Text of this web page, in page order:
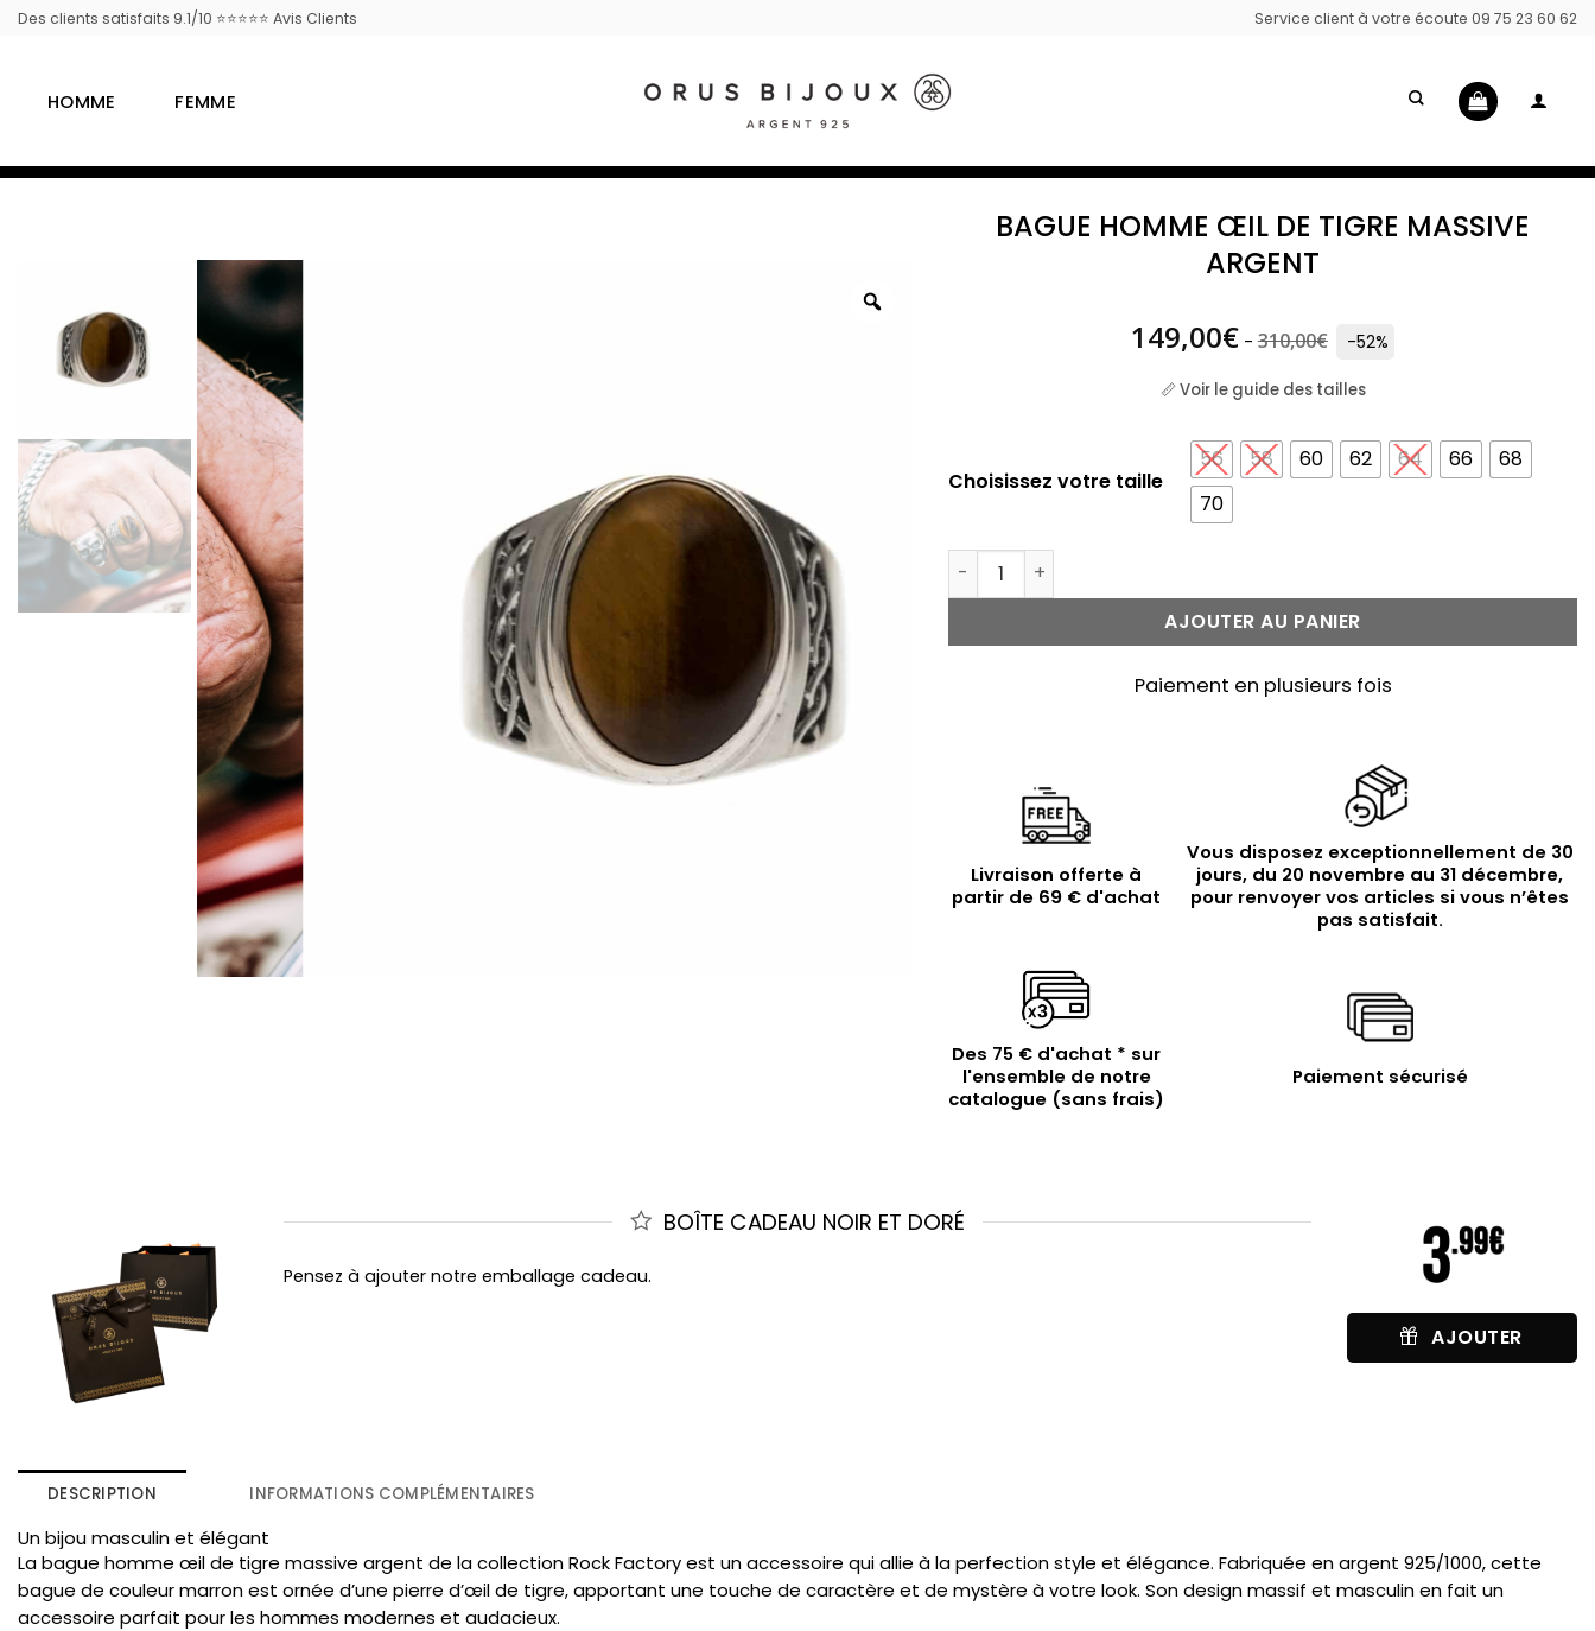
Passer
Des clients satisfaits 9.1/10 ⭐⭐⭐⭐⭐ Avis Clients Service client à votre écoute 09 75 23 60 62
HOMME FEMME
BAGUE HOMME ŒIL DE TIGRE MASSIVE
ARGENT
149,00€ - 310,00€ -52%
📏 Voir le guide des tailles
Choisissez votre taille
56 58 60 62 64 66
68
70
quantité de Bague homme œil de tigre massive argent
AJOUTER AU PANIER
Paiement en plusieurs fois
Livraison offerte à
partir de 69 € d'achat
Vous disposez exceptionnellement de 30
jours, du 20 novembre au 31 décembre,
pour renvoyer vos articles si vous n’êtes
pas satisfait.
Des 75 € d'achat * sur
l'ensemble de notre
catalogue (sans frais)
Paiement sécurisé
BOÎTE CADEAU NOIR ET DORÉ
Pensez à ajouter notre emballage cadeau.
AJOUTER
DESCRIPTION INFORMATIONS COMPLÉMENTAIRES
Un bijou masculin et élégant
La bague homme œil de tigre massive argent de la collection Rock Factory est un accessoire qui allie à la perfection style et élégance. Fabriquée en argent 925/1000, cette
bague de couleur marron est ornée d’une pierre d’œil de tigre, apportant une touche de caractère et de mystère à votre look. Son design massif et masculin en fait un
accessoire parfait pour les hommes modernes et audacieux.